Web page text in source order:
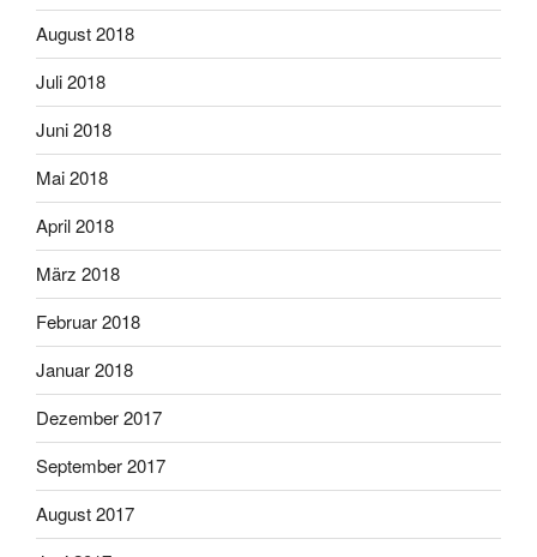
August 2018
Juli 2018
Juni 2018
Mai 2018
April 2018
März 2018
Februar 2018
Januar 2018
Dezember 2017
September 2017
August 2017